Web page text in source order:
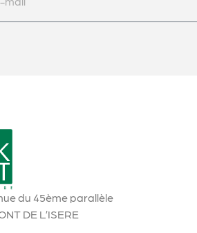
du 45ème parallèle
DE L’ISERE